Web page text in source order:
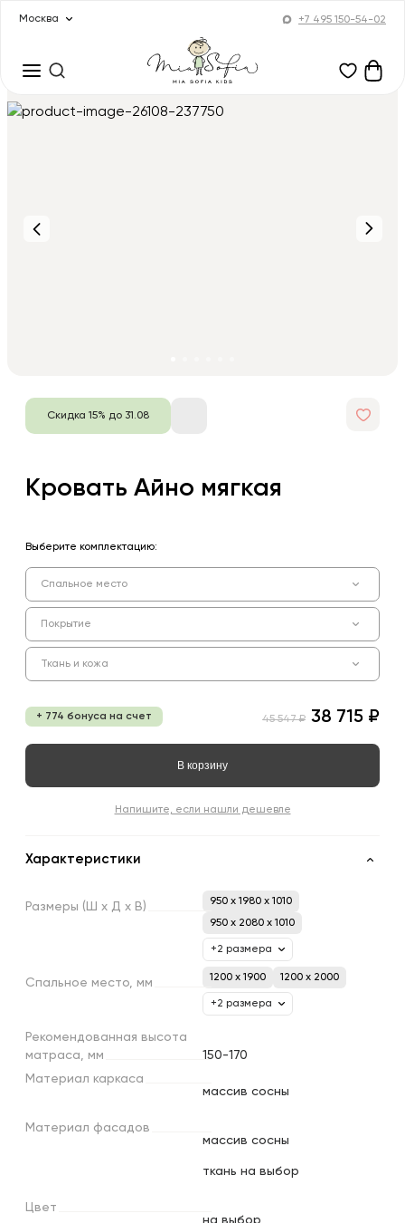
Москва +7 495 150-54-02
Скидка 15% до 31.08
Кровать Айно мягкая
Выберите комплектацию:
Спальное место
Покрытие
Ткань и кожа
+ 774 бонуса на счет 45 547 ₽ 38 715 ₽
В корзину
Напишите, если нашли дешевле
Характеристики
Размеры (Ш х Д х В)
950 x 1980 x 1010
950 x 2080 x 1010
+2 размера
Спальное место, мм 1200 х 1900 1200 х 2000
+2 размера
Рекомендованная высота
матраса, мм
150-170
Материал каркаса
массив сосны
Материал фасадов
массив сосны
ткань на выбор
Цвет
на выбор